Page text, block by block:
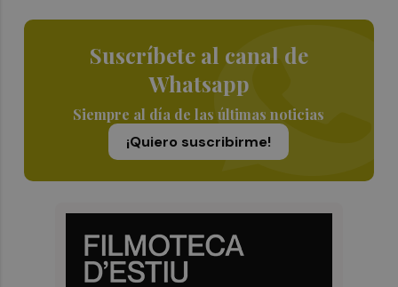
Suscríbete al canal de
Whatsapp
Siempre al día de las últimas noticias
¡Quiero suscribirme!